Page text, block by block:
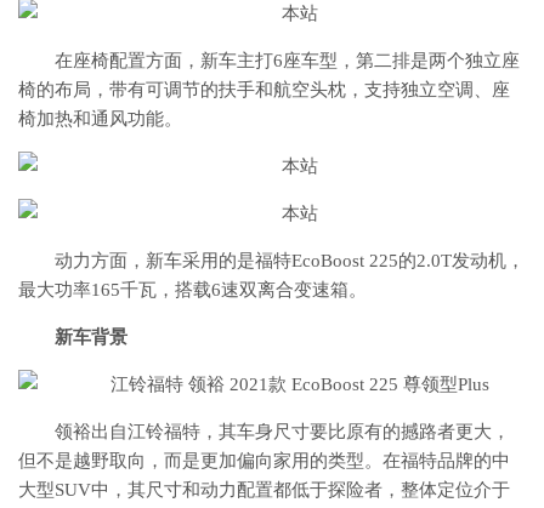
在座椅配置方面，新车主打6座车型，第二排是两个独立座
椅的布局，带有可调节的扶手和航空头枕，支持独立空调、座
椅加热和通风功能。
动力方面，新车采用的是福特EcoBoost 225的2.0T发动机，
最大功率165千瓦，搭载6速双离合变速箱。
新车背景
领裕出自江铃福特，其车身尺寸要比原有的撼路者更大，
但不是越野取向，而是更加偏向家用的类型。在福特品牌的中
大型SUV中，其尺寸和动力配置都低于探险者，整体定位介于